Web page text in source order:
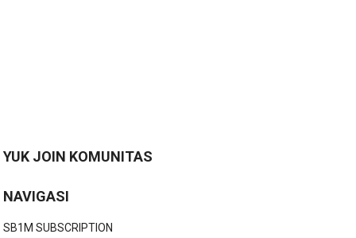
YUK JOIN KOMUNITAS
NAVIGASI
SB1M SUBSCRIPTION